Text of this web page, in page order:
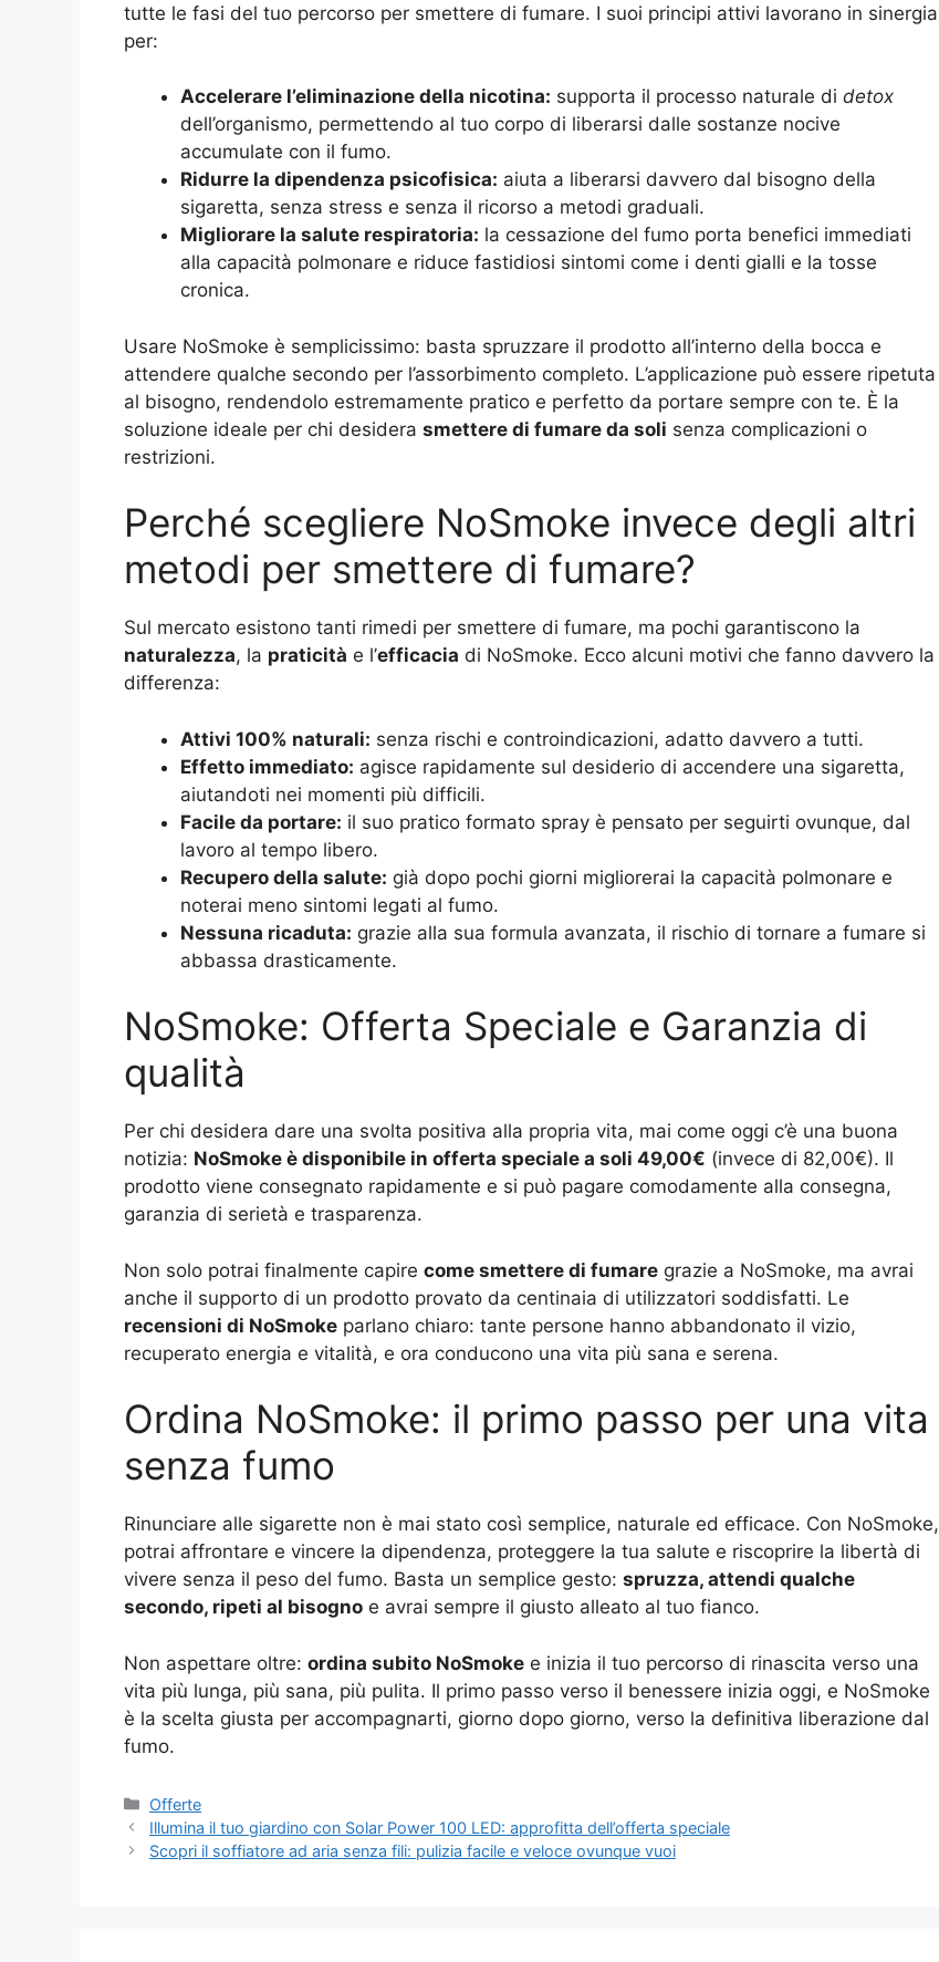
tutte le fasi del tuo percorso per smettere di fumare. I suoi principi attivi lavorano in sinergia
per:
Accelerare l’eliminazione della nicotina: supporta il processo naturale di detox
dell’organismo, permettendo al tuo corpo di liberarsi dalle sostanze nocive
accumulate con il fumo.
Ridurre la dipendenza psicofisica: aiuta a liberarsi davvero dal bisogno della
sigaretta, senza stress e senza il ricorso a metodi graduali.
Migliorare la salute respiratoria: la cessazione del fumo porta benefici immediati
alla capacità polmonare e riduce fastidiosi sintomi come i denti gialli e la tosse
cronica.
Usare NoSmoke è semplicissimo: basta spruzzare il prodotto all’interno della bocca e
attendere qualche secondo per l’assorbimento completo. L’applicazione può essere ripetuta
al bisogno, rendendolo estremamente pratico e perfetto da portare sempre con te. È la
soluzione ideale per chi desidera smettere di fumare da soli senza complicazioni o
restrizioni.
Perché scegliere NoSmoke invece degli altri
metodi per smettere di fumare?
Sul mercato esistono tanti rimedi per smettere di fumare, ma pochi garantiscono la
naturalezza, la praticità e l’efficacia di NoSmoke. Ecco alcuni motivi che fanno davvero la
differenza:
Attivi 100% naturali: senza rischi e controindicazioni, adatto davvero a tutti.
Effetto immediato: agisce rapidamente sul desiderio di accendere una sigaretta,
aiutandoti nei momenti più difficili.
Facile da portare: il suo pratico formato spray è pensato per seguirti ovunque, dal
lavoro al tempo libero.
Recupero della salute: già dopo pochi giorni migliorerai la capacità polmonare e
noterai meno sintomi legati al fumo.
Nessuna ricaduta: grazie alla sua formula avanzata, il rischio di tornare a fumare si
abbassa drasticamente.
NoSmoke: Offerta Speciale e Garanzia di
qualità
Per chi desidera dare una svolta positiva alla propria vita, mai come oggi c’è una buona
notizia: NoSmoke è disponibile in offerta speciale a soli 49,00€ (invece di 82,00€). Il
prodotto viene consegnato rapidamente e si può pagare comodamente alla consegna,
garanzia di serietà e trasparenza.
Non solo potrai finalmente capire come smettere di fumare grazie a NoSmoke, ma avrai
anche il supporto di un prodotto provato da centinaia di utilizzatori soddisfatti. Le
recensioni di NoSmoke parlano chiaro: tante persone hanno abbandonato il vizio,
recuperato energia e vitalità, e ora conducono una vita più sana e serena.
Ordina NoSmoke: il primo passo per una vita
senza fumo
Rinunciare alle sigarette non è mai stato così semplice, naturale ed efficace. Con NoSmoke,
potrai affrontare e vincere la dipendenza, proteggere la tua salute e riscoprire la libertà di
vivere senza il peso del fumo. Basta un semplice gesto: spruzza, attendi qualche
secondo, ripeti al bisogno e avrai sempre il giusto alleato al tuo fianco.
Non aspettare oltre: ordina subito NoSmoke e inizia il tuo percorso di rinascita verso una
vita più lunga, più sana, più pulita. Il primo passo verso il benessere inizia oggi, e NoSmoke
è la scelta giusta per accompagnarti, giorno dopo giorno, verso la definitiva liberazione dal
fumo.
Categorie
Offerte
Illumina il tuo giardino con Solar Power 100 LED: approfitta dell’offerta speciale
Scopri il soffiatore ad aria senza fili: pulizia facile e veloce ovunque vuoi